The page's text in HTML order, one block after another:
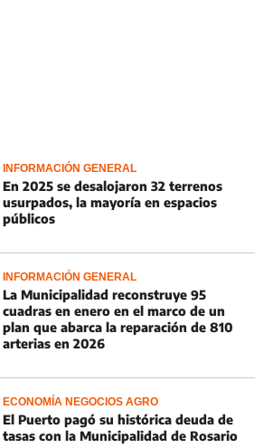
INFORMACIÓN GENERAL
En 2025 se desalojaron 32 terrenos
usurpados, la mayoría en espacios
públicos
INFORMACIÓN GENERAL
La Municipalidad reconstruye 95
cuadras en enero en el marco de un
plan que abarca la reparación de 810
arterias en 2026
ECONOMÍA NEGOCIOS AGRO
El Puerto pagó su histórica deuda de
tasas con la Municipalidad de Rosario